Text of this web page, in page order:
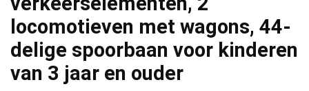
locomotieven met wagons, 44-
delige spoorbaan voor kinderen
van 3 jaar en ouder